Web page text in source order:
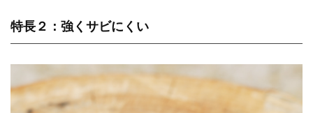
特長２：強くサビにくい